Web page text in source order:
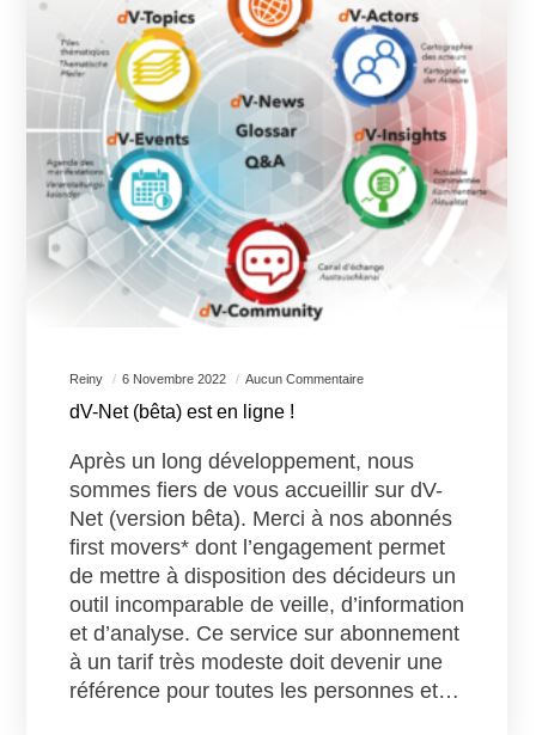
Reiny 6 Novembre 2022 Aucun Commentaire
dV-Net (bêta) est en ligne !
Après un long développement, nous
sommes fiers de vous accueillir sur dV-
Net (version bêta). Merci à nos abonnés
first movers* dont l’engagement permet
de mettre à disposition des décideurs un
outil incomparable de veille, d’information
et d’analyse. Ce service sur abonnement
à un tarif très modeste doit devenir une
référence pour toutes les personnes et…